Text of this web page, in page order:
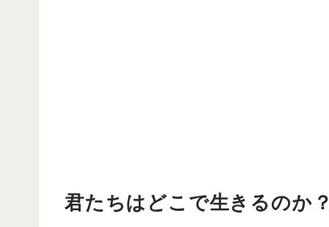
君たちはどこで生きるのか？